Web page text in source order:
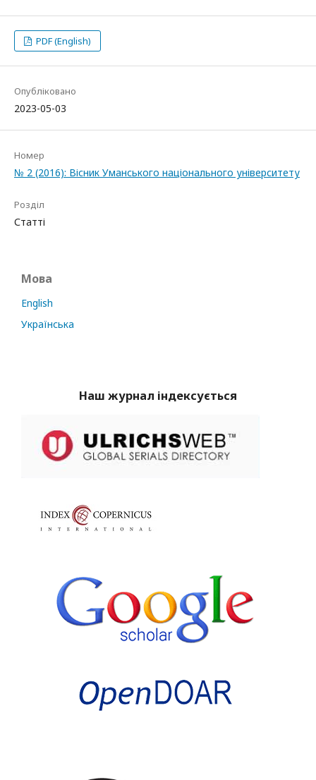
PDF (English)
Опубліковано
2023-05-03
Номер
№ 2 (2016): Вісник Уманського національного університету
Розділ
Статті
Мова
English
Українська
Наш журнал індексується